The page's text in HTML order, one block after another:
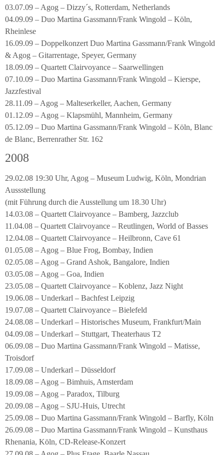
03.07.09 – Agog – Dizzy´s, Rotterdam, Netherlands
04.09.09 – Duo Martina Gassmann/Frank Wingold – Köln,
Rheinlese
16.09.09 – Doppelkonzert Duo Martina Gassmann/Frank Wingold
& Agog – Gitarrentage, Speyer, Germany
18.09.09 – Quartett Clairvoyance – Saarwellingen
07.10.09 – Duo Martina Gassmann/Frank Wingold – Kierspe,
Jazzfestival
28.11.09 – Agog – Malteserkeller, Aachen, Germany
01.12.09 – Agog – Klapsmühl, Mannheim, Germany
05.12.09 – Duo Martina Gassmann/Frank Wingold – Köln, Blanc
de Blanc, Berrenrather Str. 162
2008
29.02.08 19:30 Uhr, Agog – Museum Ludwig, Köln, Mondrian
Aussstellung
(mit Führung durch die Ausstellung um 18.30 Uhr)
14.03.08 – Quartett Clairvoyance – Bamberg, Jazzclub
11.04.08 – Quartett Clairvoyance – Reutlingen, World of Basses
12.04.08 – Quartett Clairvoyance – Heilbronn, Cave 61
01.05.08 – Agog – Blue Frog, Bombay, Indien
02.05.08 – Agog – Grand Ashok, Bangalore, Indien
03.05.08 – Agog – Goa, Indien
23.05.08 – Quartett Clairvoyance – Koblenz, Jazz Night
19.06.08 – Underkarl – Bachfest Leipzig
19.07.08 – Quartett Clairvoyance – Bielefeld
24.08.08 – Underkarl – Historisches Museum, Frankfurt/Main
04.09.08 – Underkarl – Stuttgart, Theaterhaus T2
06.09.08 – Duo Martina Gassmann/Frank Wingold – Matisse,
Troisdorf
17.09.08 – Underkarl – Düsseldorf
18.09.08 – Agog – Bimhuis, Amsterdam
19.09.08 – Agog – Paradox, Tilburg
20.09.08 – Agog – SJU-Huis, Utrecht
25.09.08 – Duo Martina Gassmann/Frank Wingold – Barfly, Köln
26.09.08 – Duo Martina Gassmann/Frank Wingold – Kunsthaus
Rhenania, Köln, CD-Release-Konzert